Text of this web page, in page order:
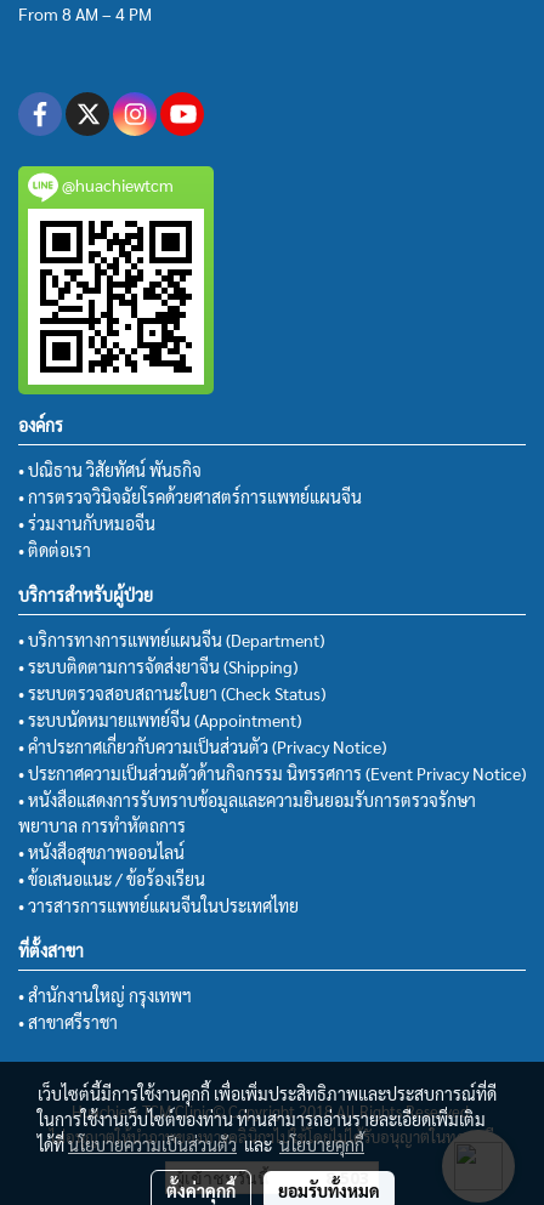
From 8 AM – 4 PM
@huachiewtcm
องค์กร
• ปณิธาน วิสัยทัศน์ พันธกิจ
• การตรวจวินิจฉัยโรคด้วยศาสตร์การแพทย์แผนจีน
• ร่วมงานกับหมอจีน
• ติดต่อเรา
บริการสำหรับผู้ป่วย
• บริการทางการแพทย์แผนจีน (Department)
• ระบบติดตามการจัดส่งยาจีน (Shipping)
• ระบบตรวจสอบสถานะใบยา (Check Status)
• ระบบนัดหมายแพทย์จีน (Appointment)
• คำประกาศเกี่ยวกับความเป็นส่วนตัว (Privacy Notice)
• ประกาศความเป็นส่วนตัวด้านกิจกรรม นิทรรศการ (Event Privacy Notice)
• หนังสือแสดงการรับทราบข้อมูลและความยินยอมรับการตรวจรักษา
พยาบาล การทำหัตถการ
• หนังสือสุขภาพออนไลน์
• ข้อเสนอแนะ / ข้อร้องเรียน
• วารสารการแพทย์แผนจีนในประเทศไทย
ที่ตั้งสาขา
• สำนักงานใหญ่ กรุงเทพฯ
• สาขาศรีราชา
Huachiew TCM Clinic© Copyright 2018 All Rights Reserved.
ไม่อนุญาตให้นำภาพของทางคลินิกฯไปใช้โดยไม่ได้รับอนุญาตในทุกกรณี
ผู้เข้าชมวันนี้ 8,503
เว็บไซต์นี้มีการใช้งานคุกกี้ เพื่อเพิ่มประสิทธิภาพและประสบการณ์ที่ดี
ในการใช้งานเว็บไซต์ของท่าน ท่านสามารถอ่านรายละเอียดเพิ่มเติม
ได้ที่นโยบายความเป็นส่วนตัวและนโยบายคุกกี้
ตั้งค่าคุกกี้ ยอมรับทั้งหมด